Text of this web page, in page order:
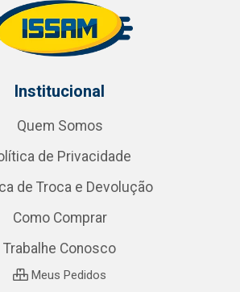
Institucional
Quem Somos
de Privacidade
de Troca e Devolução
Como Comprar
Trabalhe Conosco
Meus Pedidos